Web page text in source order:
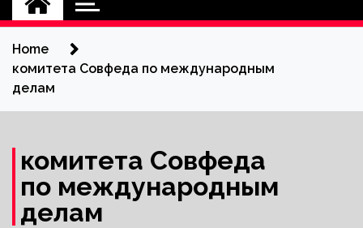
Home
комитета Совфеда по международным
делам
комитета Совфеда
по международным
делам